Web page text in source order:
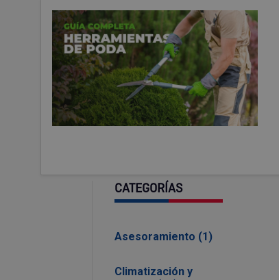
CATEGORÍAS
Asesoramiento (1)
Climatización y